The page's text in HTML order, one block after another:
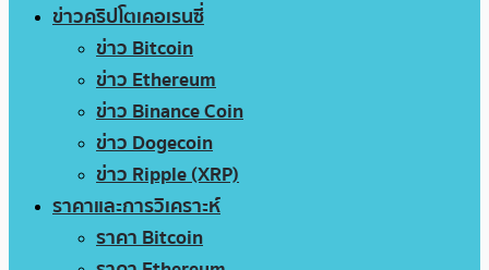
ข่าวคริปโตเคอเรนซี่
ข่าว Bitcoin
ข่าว Ethereum
ข่าว Binance Coin
ข่าว Dogecoin
ข่าว Ripple (XRP)
ราคาและการวิเคราะห์
ราคา Bitcoin